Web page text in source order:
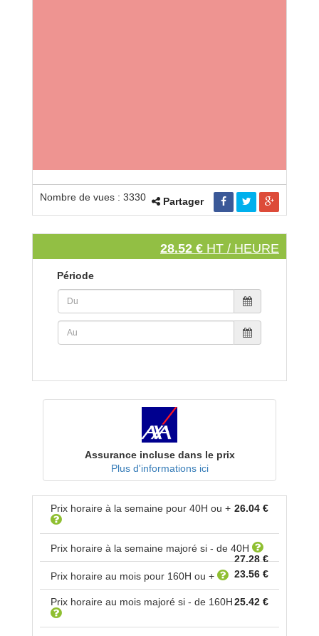
Nombre de vues : 3330 Partager
28.52 € HT / HEURE
Période
Assurance incluse dans le prix
Plus d'informations ici
Prix horaire à la semaine pour 40H ou + 26.04 €
Prix horaire à la semaine majoré si - de 40H
27.28 €
Prix horaire au mois pour 160H ou + 23.56 €
Prix horaire au mois majoré si - de 160H25.42 €